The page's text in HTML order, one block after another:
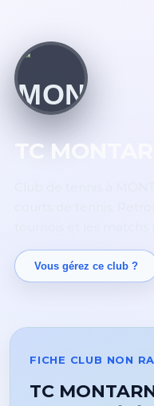
TC
Vous gérez ce club ?
FICHE CLUB NON
TC